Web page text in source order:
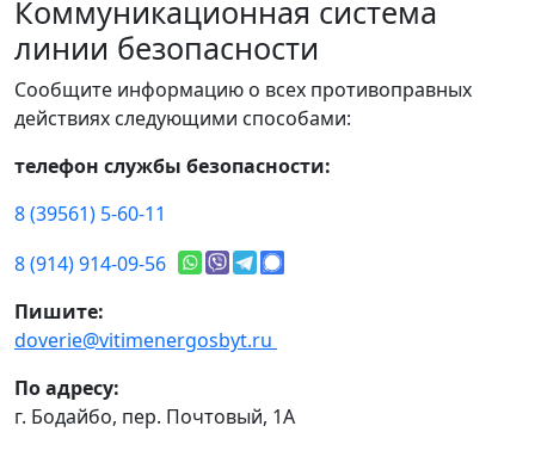
Коммуникационная система
линии безопасности
Сообщите информацию о всех противоправных
действиях следующими способами:
телефон службы безопасности:
8 (39561) 5-60-11
8 (914) 914-09-56
Пишите:
doverie@vitimenergosbyt.ru
По адресу:
г. Бодайбо, пер. Почтовый, 1А